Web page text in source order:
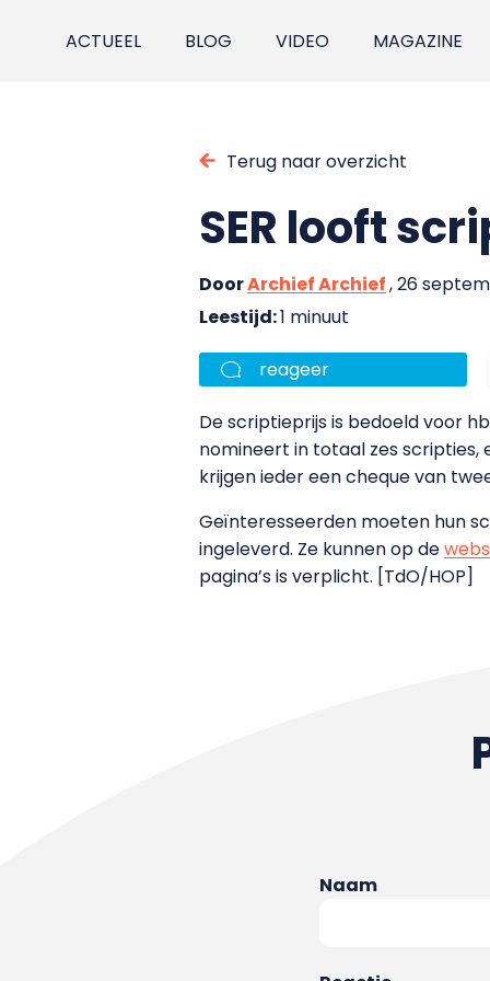
ACTUEEL BLOG VIDEO MAGAZINE
Terug naar overzicht
SER looft
DoorArchief Archief, 26
Leestijd:1 minuut
reageer
De scriptieprijs is bedoeld voor
nomineert in totaal zes
krijgen ieder een cheque van
Geïnteresseerden moeten hun
ingeleverd. Ze kunnen op de
pagina’s is verplicht. [TdO/HOP]
Naam